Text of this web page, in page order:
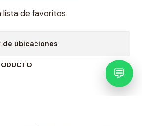
lista de favoritos
ubicaciones
💬